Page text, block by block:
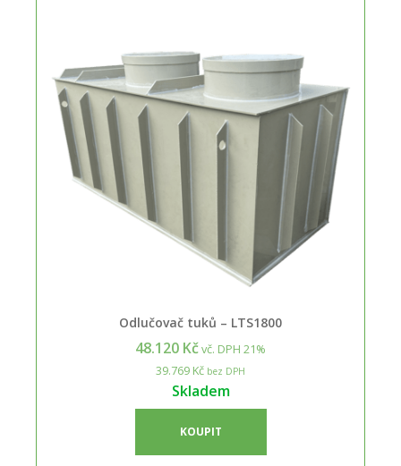
Odlučovač tuků – LTS1800
48.120 Kčvč. DPH 21%
39.769 Kč bez DPH
Skladem
KOUPIT